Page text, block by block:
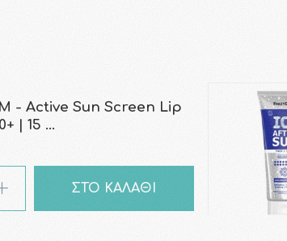
- Active Sun Screen Lip
| 15 …
ΣΤΟ ΚΑΛΑΘΙ